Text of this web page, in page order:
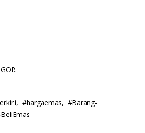
#hargaemas, #Barang-